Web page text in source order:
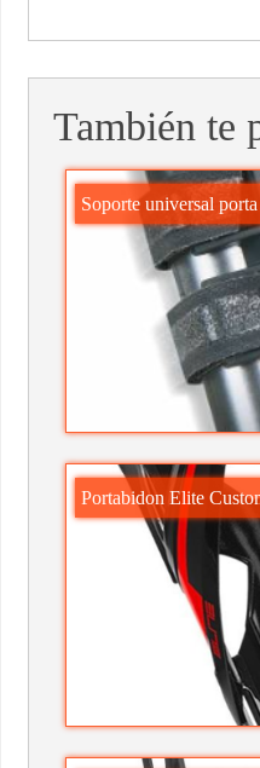
También te
Soporte universal
Portabidon Elite